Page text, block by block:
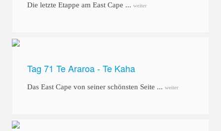
Die letzte Etappe am East Cape ... weiter
Tag 71 Te Araroa - Te Kaha
Das East Cape von seiner schönsten Seite ... weiter